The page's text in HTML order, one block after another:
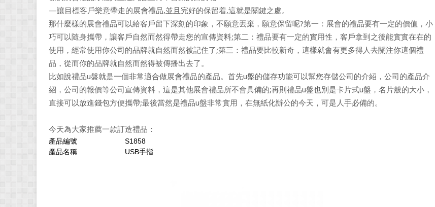
—讓目標客戶樂意帶走的展會禮品,並且完好的保留着,這就是關鍵之處。
那什麼樣的展會禮品可以給客戶留下深刻的印象，不願意丟棄，願意保留呢?第一：展會的禮品要有一定的價值，小
巧可以隨身攜帶，讓客戶自然而然得帶走您的宣傳資料;第二：禮品要有一定的實用性，客戶拿到之後能實實在在的
使用，經常使用你公司的品牌就自然而然被記住了;第三：禮品要比較新奇，這樣就會有更多得人去關注你這個禮
品，從而你的品牌就自然而然得被傳播出去了。
比如說禮品u盤就是一個非常適合做展會禮品的產品。首先u盤的儲存功能可以幫您存儲公司的介紹，公司的產品介
紹，公司的報價等公司宣傳資料，這是其他展會禮品所不會具備的;再則禮品u盤也別是卡片式u盤，名片般的大小，
直接可以放進錢包方便攜帶;最後當然是禮品u盤非常實用，在無紙化辦公的今天，可是人手必備的。
今天為大家推薦一款訂造禮品：
產品編號
S1858
產品名稱
USB手指